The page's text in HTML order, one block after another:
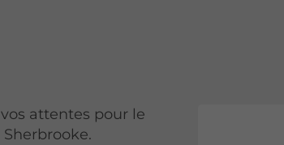
attentes pour le